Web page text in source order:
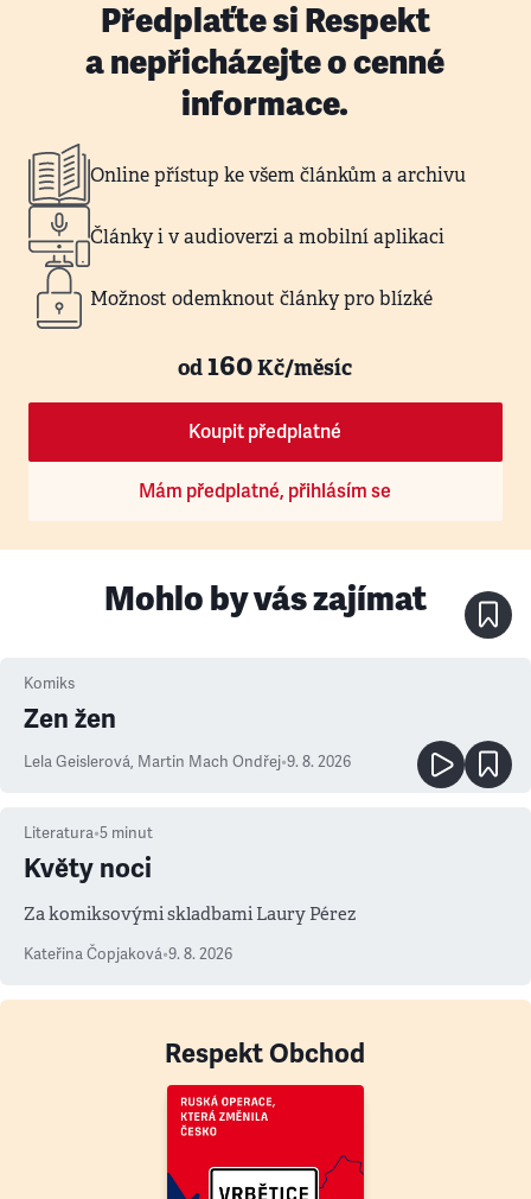
Předplaťte si Respekt
a nepřicházejte o cenné
informace.
Online přístup ke všem článkům a archivu
Články i v audioverzi a mobilní aplikaci
Možnost odemknout články pro blízké
od160Kč/měsíc
Koupit předplatné
Mám předplatné, přihlásím se
Mohlo by vás zajímat
Komiks
Zen žen
Lela Geislerová, Martin Mach Ondřej•9. 8. 2026
Literatura•5 minut
Květy noci
Za komiksovými skladbami Laury Pérez
Kateřina Čopjaková•9. 8. 2026
Respekt Obchod